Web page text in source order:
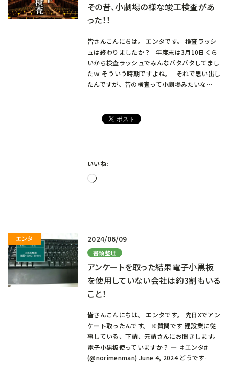
その昔、小劇場の様な竣工検査があ
った！！
皆さんこんにちは。 エンタです。 検査ラッシ
ュは終わりましたか？ 年度末は3月10日くら
いから検査ラッシュでみんなバタバタしてまし
たｗ そういう時期ですよね。 それで思い出し
たんですが、昔の検査って小劇場みたいな…
いいね:
読
2024/06/09
書類整理
アンケートを取った結果電子小黒板
を使用していない会社は約3割もいる
こと！
皆さんこんにちは。 エンタです。 先日Xでアン
ケート取ったんです。 ※質問です 建設業に従
事している、下請、元請さんにお聞きします。
電子小黒板使っていますか？ — ♯エンタ#
(@norimenman) June 4, 2024 どうです…